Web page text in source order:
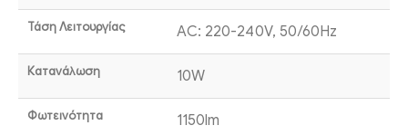
Τάση Λειτουργίας AC: 220-240V, 50/60Hz
Κατανάλωση 10W
Φωτεινότητα 1150lm